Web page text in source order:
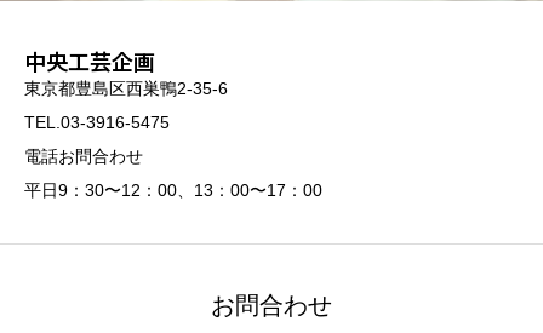
中央工芸企画
東京都豊島区西巣鴨2-35-6
TEL.03-3916-5475
電話お問合わせ
平日9：30〜12：00、13：00〜17：00
お問合わせ